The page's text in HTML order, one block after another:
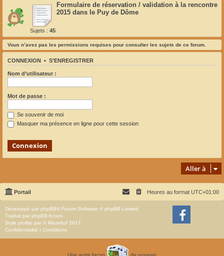
Formulaire de réservation / validation à la rencontre
2015 dans le Puy de Dôme
Sujets : 45
Vous n’avez pas les permissions requises pour consulter les sujets de ce forum.
CONNEXION • S’ENREGISTRER
Nom d’utilisateur :
Mot de passe :
Se souvenir de moi
Masquer ma présence en ligne pour cette session
Aller à
Portail Heures au format UTC+01:00
Développé par phpBB® Forum Software © phpBB Limited
Traduit par phpBB-fr.com
Style proflat par © Mazeltof 2017
Confidentialité | Conditions
Une autre façon de voyager